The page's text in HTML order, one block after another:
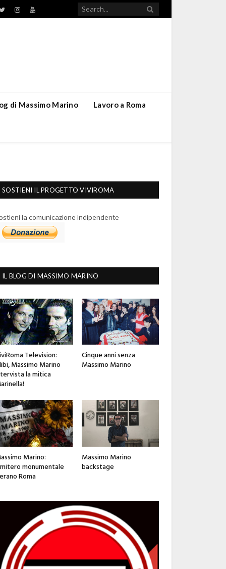
TwitterInstagramYouTube
di Massimo Marino Lavoro a Roma
SOSTIENI IL PROGETTO VIVIROMA
la comunicazione indipendente
IL BLOG DI MASSIMO MARINO
Television:
Massimo Marino
la mitica
Cinque anni senza
Massimo Marino
Marino:
monumentale
Roma
Massimo Marino
backstage